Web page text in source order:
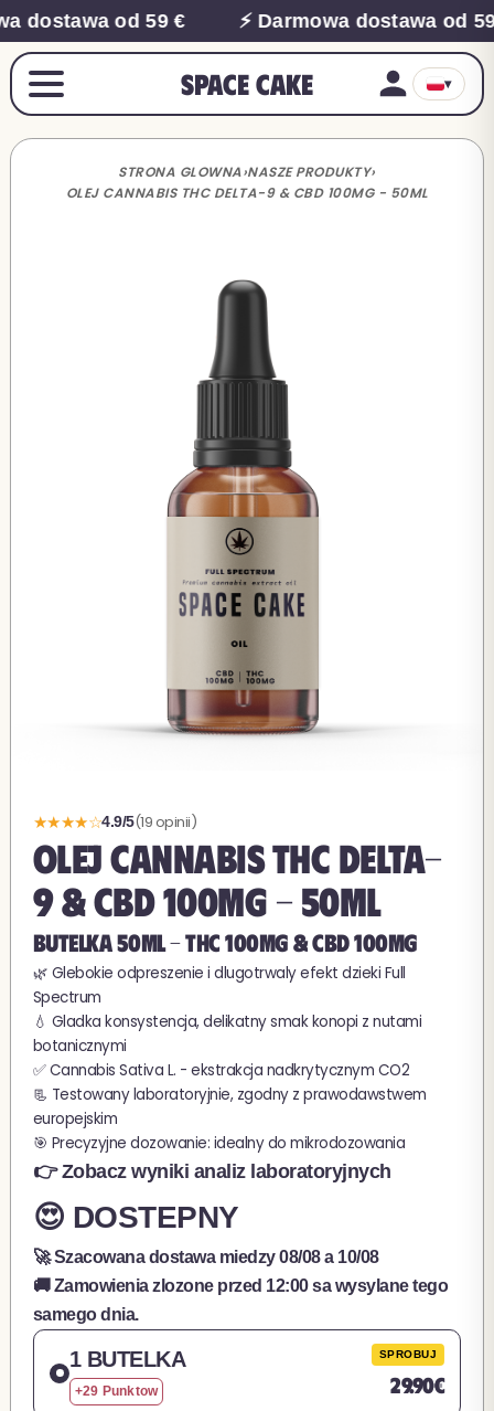
dostawa od 59 € ⚡ Darmowa dostawa od 59
Space Cake ▾
STRONA GLOWNA›NASZE PRODUKTY›
OLEJ CANNABIS THC DELTA-9 & CBD 100MG - 50ML
★★★★☆4.9/5(19 opinii)
OLEJ CANNABIS THC DELTA-
9 & CBD 100MG - 50ML
BUTELKA 50ML - THC 100MG & CBD 100MG
🌿 Glebokie odpreszenie i dlugotrwaly efekt dzieki Full
Spectrum
💧 Gladka konsystencja, delikatny smak konopi z nutami
botanicznymi
✅ Cannabis Sativa L. - ekstrakcja nadkrytycznym CO2
📃 Testowany laboratoryjnie, zgodny z prawodawstwem
europejskim
🎯 Precyzyjne dozowanie: idealny do mikrodozowania
👉 Zobacz wyniki analiz laboratoryjnych
😍 DOSTEPNY
🚀 Szacowana dostawa miedzy08/08a 10/08
🚚 Zamowienia zlozone przed 12:00 sa wysylane tego
samego dnia.
1 BUTELKA
+29 Punktow
SPROBUJ
29.90€